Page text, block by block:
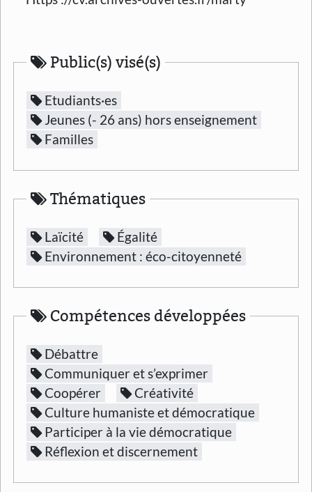
Public(s) visé(s)
Etudiants·es
Jeunes (- 26 ans) hors enseignement
Familles
Thématiques
Laïcité
Égalité
Environnement : éco-citoyenneté
Compétences développées
Débattre
Communiquer et s’exprimer
Coopérer
Créativité
Culture humaniste et démocratique
Participer à la vie démocratique
Réflexion et discernement